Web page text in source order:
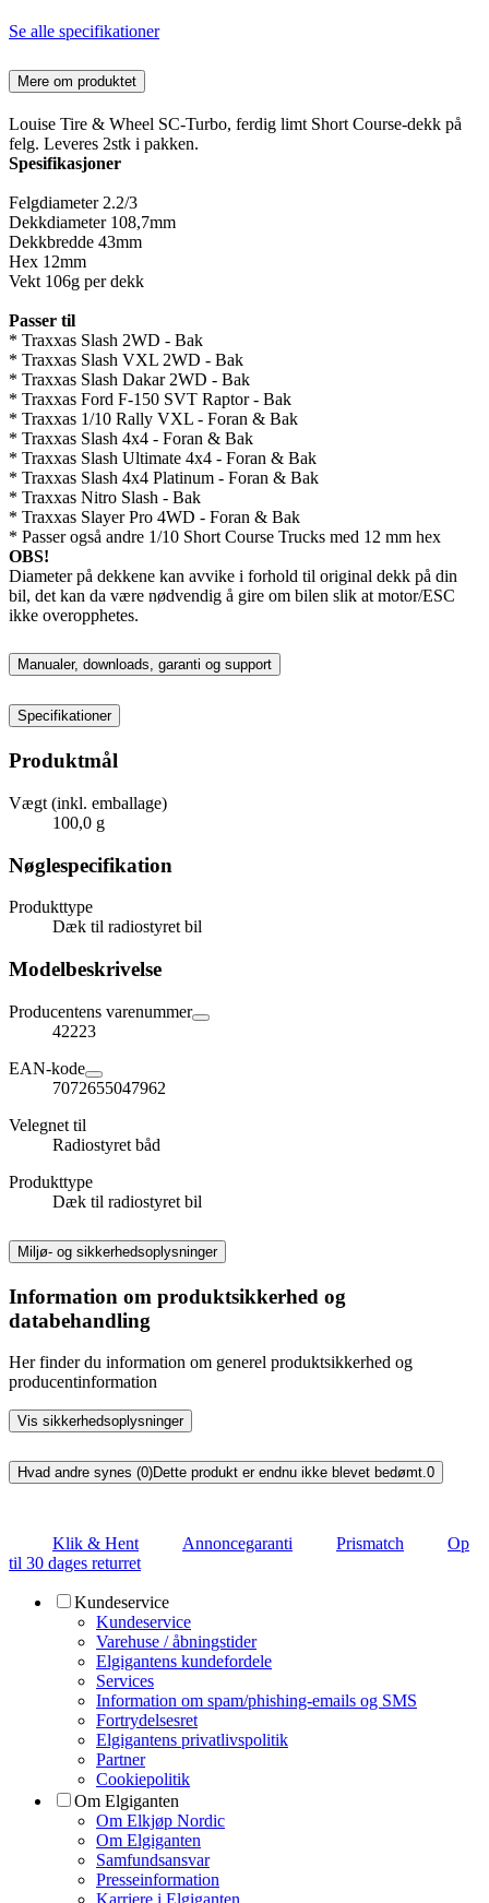
Se alle specifikationer
Mere om produktet
Louise Tire & Wheel SC-Turbo, ferdig limt Short Course-dekk på
felg. Leveres 2stk i pakken.
Spesifikasjoner
Felgdiameter 2.2/3
Dekkdiameter 108,7mm
Dekkbredde 43mm
Hex 12mm
Vekt 106g per dekk
Passer til
* Traxxas Slash 2WD - Bak
* Traxxas Slash VXL 2WD - Bak
* Traxxas Slash Dakar 2WD - Bak
* Traxxas Ford F-150 SVT Raptor - Bak
* Traxxas 1/10 Rally VXL - Foran & Bak
* Traxxas Slash 4x4 - Foran & Bak
* Traxxas Slash Ultimate 4x4 - Foran & Bak
* Traxxas Slash 4x4 Platinum - Foran & Bak
* Traxxas Nitro Slash - Bak
* Traxxas Slayer Pro 4WD - Foran & Bak
* Passer også andre 1/10 Short Course Trucks med 12 mm hex
OBS!
Diameter på dekkene kan avvike i forhold til original dekk på din
bil, det kan da være nødvendig å gire om bilen slik at motor/ESC
ikke overopphetes.
Manualer, downloads, garanti og support
Specifikationer
Produktmål
Vægt (inkl. emballage)
100,0 g
Nøglespecifikation
Produkttype
Dæk til radiostyret bil
Modelbeskrivelse
Producentens varenummer
42223
EAN-kode
7072655047962
Velegnet til
Radiostyret båd
Produkttype
Dæk til radiostyret bil
Miljø- og sikkerhedsoplysninger
Information om produktsikkerhed og
databehandling
Her finder du information om generel produktsikkerhed og
producentinformation
Vis sikkerhedsoplysninger
Hvad andre synes (0)Dette produkt er endnu ikke blevet bedømt.0
Klik & Hent Annoncegaranti Prismatch
Op
til 30 dages returret
Kundeservice
Kundeservice
Varehuse / åbningstider
Elgigantens kundefordele
Services
Information om spam/phishing-emails og SMS
Fortrydelsesret
Elgigantens privatlivspolitik
Partner
Cookiepolitik
Om Elgiganten
Om Elkjøp Nordic
Om Elgiganten
Samfundsansvar
Presseinformation